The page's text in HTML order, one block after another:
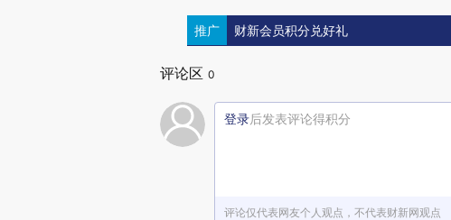
推广 财新会员积分兑好礼
评论区 0
登录后发表评论得积分
评论仅代表网友个人观点，不代表财新网观点